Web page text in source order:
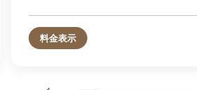
料金表示